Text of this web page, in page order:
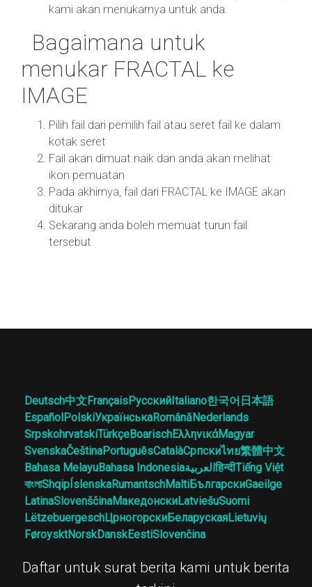
kami akan menukarnya untuk anda.
Bagaimana untuk
menukar FRACTAL ke
IMAGE
Pilih fail dari pemilih fail atau seret fail ke dalam
kotak seret
Fail akan dimuat naik dan anda akan melihat
ikon pemuatan
Pada akhirnya, fail dari FRACTAL ke IMAGE akan
ditukar
Sekarang anda boleh memuat turun fail
tersebut
Deutsch中文FrançaisРусскийItaliano한국어 日本語
EspañolPolskiУкраїнськаRomânăNederlands
SrpskohrvatskiTürkçeBoarischΕλληνικάMagyar
SvenskaČeštinaPortuguêsCatalàСрпскиไทย繁體中文
Bahasa MelayuBahasa Indonesiaالعربيةहिन्दीTiếng Việt
বাংলাShqipÍslenskaRumantschMaltiБългарскиGaeilge
LatinaSlovenščinaМакедонскиLatviešuSuomi
LëtzebuergeschЦрногорскиБеларускаяLietuvių
FøroysktNorskDanskEestiSlovenčina
Daftar untuk surat berita kami untuk berita